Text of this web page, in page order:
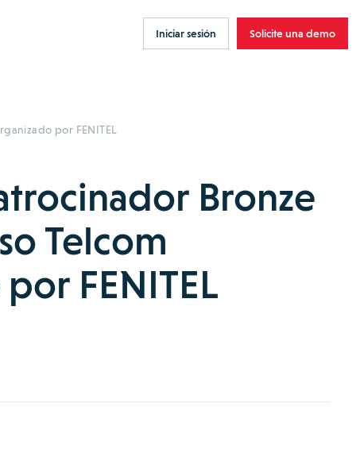
Iniciar sesión Solicite una demo
por FENITEL
Bronze
Telcom
FENITEL